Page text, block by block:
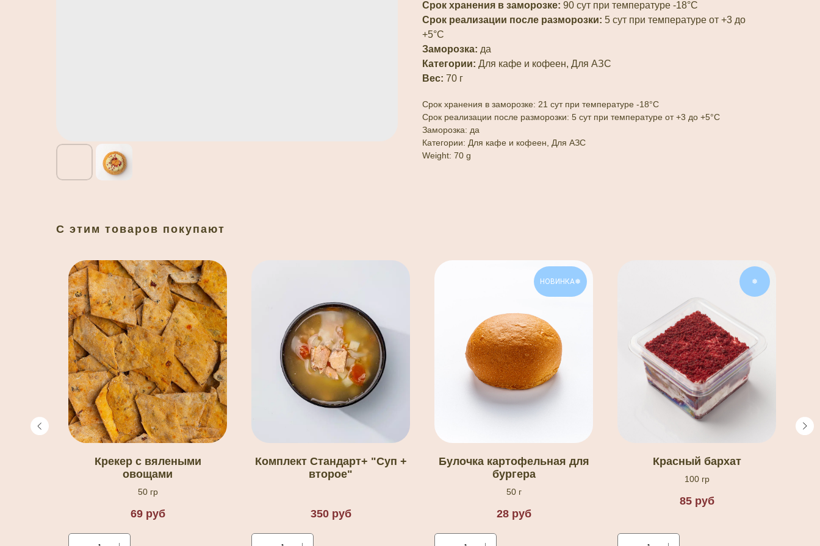
Срок хранения в заморозке: 90 сут при температуре -18°С
Срок реализации после разморозки: 5 сут при температуре от +3 до
+5°С
Заморозка: да
Категории: Для кафе и кофеен, Для АЗС
Вес: 70 г
Срок хранения в заморозке: 21 сут при температуре -18°С
Срок реализации после разморозки: 5 сут при температуре от +3 до +5°С
Заморозка: да
Категории: Для кафе и кофеен, Для АЗС
Weight: 70 g
С этим товаров покупают
Крекер с вялеными
овощами
50 гр
69 руб
Комплект Стандарт+ "Суп +
второе"
350 руб
НОВИНКА❅
Булочка картофельная для
бургера
50 г
28 руб
❅
Красный бархат
100 гр
85 руб